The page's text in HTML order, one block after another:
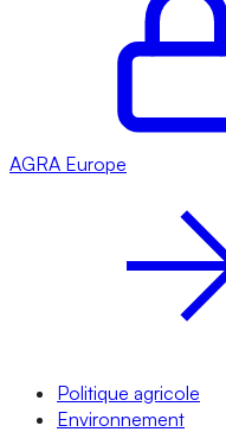
AGRA Europe
Politique agricole
Environnement